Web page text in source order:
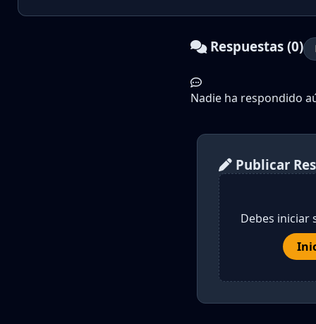
Respuestas (0)
Nadie ha respondido
Publicar
Debes iniciar